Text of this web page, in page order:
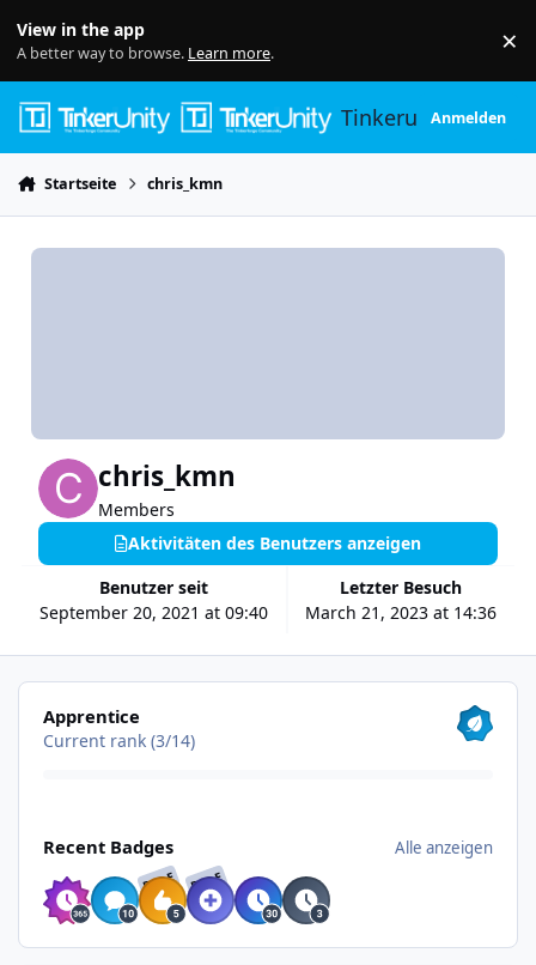
View in the app
A better way to browse. Learn more. ×
TinkerunityAnmelden
Startseite chris_kmn
chris_kmn
Members
Benutzer seit
September 20, 2021 at 09:40
Letzter Besuch
March 21, 2023 at 14:36
Aktivitäten des Benutzers anzeigen
Alle anzeigen
Apprentice
Current rank (3/14)
Recent Badges Alle anzeigen
RARE RARE